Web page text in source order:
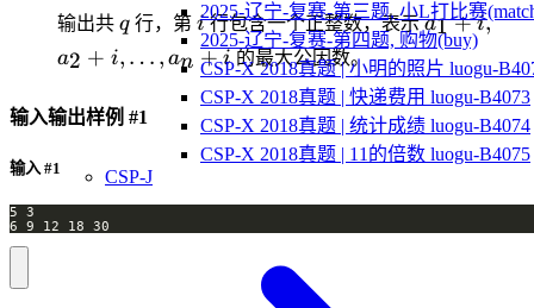
2025-辽宁-复赛-第三题, 小L打比赛
2025-辽宁-复赛-第四题, 购物(buy)
CSP-X 2018真题 | 小明的照片 luogu-
CSP-X 2018真题 | 快递费用 luogu-B4073
CSP-X 2018真题 | 统计成绩 luogu-B4074
CSP-X 2018真题 | 11的倍数 luogu-B4075
CSP-J
输出共 q
q行，第 i
i行包含一个正整数，表示a1 + i,
a2 + i, … , an + i的最大公因数。
输入输出样例 #1
输入 #1
6 9 12 18 30